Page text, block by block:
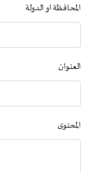
المحافظة او الدولة
العنوان
المحتوى